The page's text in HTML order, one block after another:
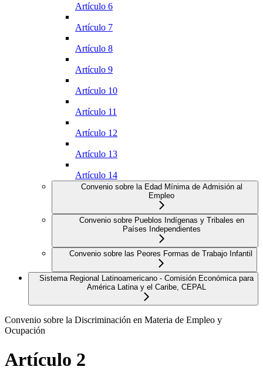
Artículo 6
Artículo 7
Artículo 8
Artículo 9
Artículo 10
Artículo 11
Artículo 12
Artículo 13
Artículo 14
Convenio sobre la Edad Mínima de Admisión al
Empleo
Convenio sobre Pueblos Indígenas y Tribales en
Países Independientes
Convenio sobre las Peores Formas de Trabajo Infantil
Sistema Regional Latinoamericano - Comisión Económica para
América Latina y el Caribe, CEPAL
Convenio sobre la Discriminación en Materia de Empleo y
Ocupación
Artículo 2